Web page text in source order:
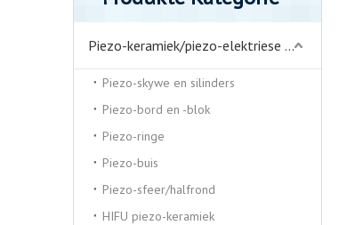
Piezo-keramiek/piezo-elektriese keramiek
Piezo-skywe en silinders
Piezo-bord en -blok
Piezo-ringe
Piezo-buis
Piezo-sfeer/halfrond
HIFU piezo-keramiek